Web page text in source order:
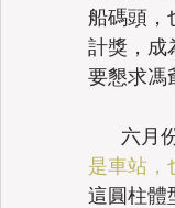
船碼頭，
計獎，成
要懇求馮
是車站，
這圓柱體